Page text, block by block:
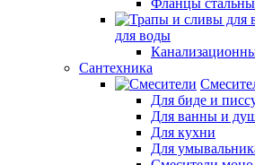
Фланцы
для воды
Сантехника
Для биде и
Для ванны и
Для кухни
Для